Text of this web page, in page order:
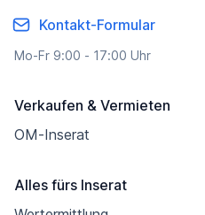
Kontakt-Formular
Mo-Fr 9:00 - 17:00 Uhr
Verkaufen & Vermieten
OM-Inserat
Alles fürs Inserat